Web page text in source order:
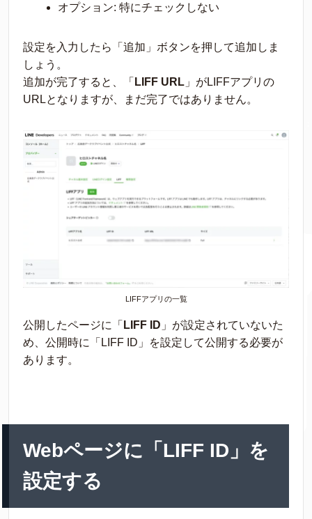
オプション: 特にチェックしない
設定を入力したら「追加」ボタンを押して追加しま
しょう。
追加が完了すると、「 LIFF URL 」がLIFFアプリの
URLとなりますが、まだ完了ではありません。
LIFFアプリの一覧
公開したページに「 LIFF ID 」が設定されていないた
め、公開時に「LIFF ID」を設定して公開する必要が
あります。
Webページに「LIFF ID」を
設定する